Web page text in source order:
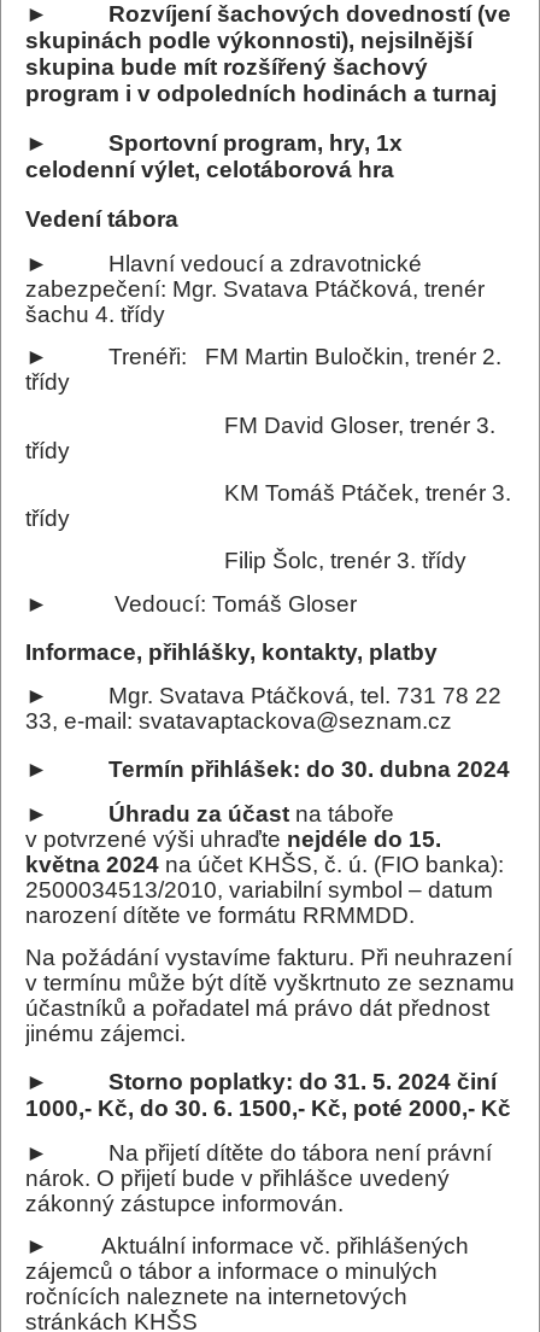
► Rozvíjení šachových dovedností (ve
skupinách podle výkonnosti), nejsilnější
skupina bude mít rozšířený šachový
program i v odpoledních hodinách a turnaj
► Sportovní program, hry, 1x
celodenní výlet, celotáborová hra
Vedení tábora
► Hlavní vedoucí a zdravotnické
zabezpečení: Mgr. Svatava Ptáčková, trenér
šachu 4. třídy
► Trenéři: FM Martin Buločkin, trenér 2.
třídy
FM David Gloser, trenér 3.
třídy
KM Tomáš Ptáček, trenér 3.
třídy
Filip Šolc, trenér 3. třídy
► Vedoucí: Tomáš Gloser
Informace, přihlášky, kontakty, platby
► Mgr. Svatava Ptáčková, tel. 731 78 22
33, e-mail: svatavaptackova@seznam.cz
► Termín přihlášek: do 30. dubna 2024
► Úhradu za účast na táboře
v potvrzené výši uhraďte nejdéle do 15.
května 2024 na účet KHŠS, č. ú. (FIO banka):
2500034513/2010, variabilní symbol – datum
narození dítěte ve formátu RRMMDD.
Na požádání vystavíme fakturu. Při neuhrazení
v termínu může být dítě vyškrtnuto ze seznamu
účastníků a pořadatel má právo dát přednost
jinému zájemci.
►
Storno poplatky: do 31. 5. 2024 činí
1000,- Kč, do 30. 6. 1500,- Kč, poté 2000,- Kč
► Na přijetí dítěte do tábora není právní
nárok. O přijetí bude v přihlášce uvedený
zákonný zástupce informován.
► Aktuální informace vč. přihlášených
zájemců o tábor a informace o minulých
ročnících naleznete na internetových
stránkách KHŠS